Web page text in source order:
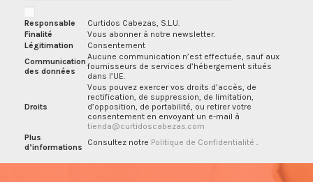
Responsable
Curtidos Cabezas, S.L.U.
Finalité
Vous abonner à notre newsletter.
Légitimation
Consentement
Communication
des données
Aucune communication n’est effectuée, sauf aux
fournisseurs de services d’hébergement situés
dans l’UE.
Droits
Vous pouvez exercer vos droits d’accès, de
rectification, de suppression, de limitation,
d’opposition, de portabilité, ou retirer votre
consentement en envoyant un e-mail à
tienda@curtidoscabezas.com
Plus
d’informations
Consultez notre Politique de Confidentialité .